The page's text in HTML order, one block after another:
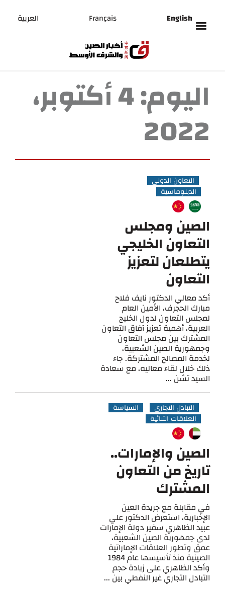
English
Français العربية
اليوم: 4 أكتوبر،
2022
التعاون الدولي
الدبلوماسية
الصين ومجلس
التعاون الخليجي
يتطلعان لتعزيز
التعاون
أكد معالي الدكتور نايف فلاح
مبارك الحجرف، الأمين العام
لمجلس التعاون لدول الخليج
العربية، أهمية تعزيز آفاق التعاون
المشترك بين مجلس التعاون
وجمهورية الصين الشعبية،
لخدمة المصالح المشتركة. جاء
ذلك خلال لقاء معاليه، مع سعادة
السيد تشن ...
التبادل التجاري
السياسة
العلاقات الثنائية
الصين والإمارات..
تاريخ من التعاون
المشترك
في مقابلة مع جريدة العين
الإخبارية، استعرض الدكتور علي
عبيد الظاهري سفير دولة الإمارات
لدى جمهورية الصين الشعبية،
عمق وتطور العلاقات الإماراتية
الصينية منذ تأسيسها عام 1984
وأكد الظاهري على زيادة حجم
التبادل التجاري غير النفطي بين ...